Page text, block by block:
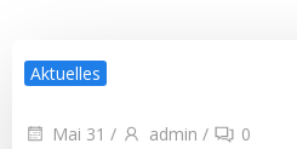
Aktuelles
Mai 31 / admin / 0